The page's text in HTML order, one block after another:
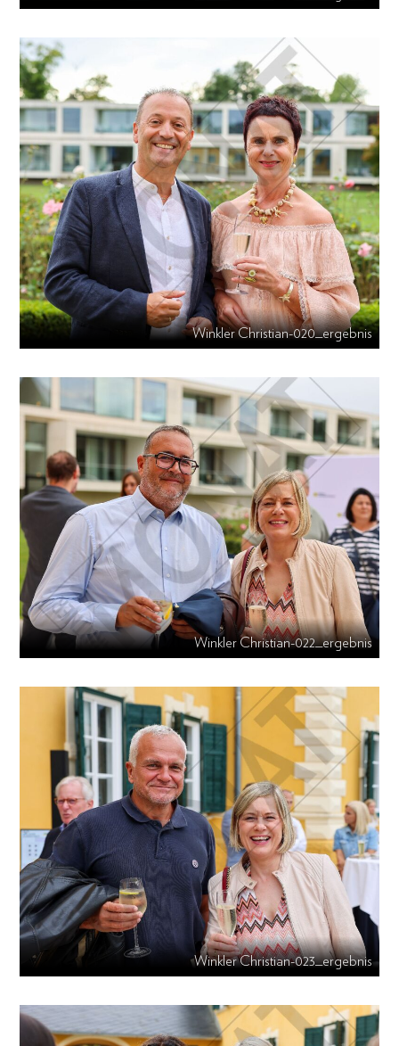
Winkler Christian-020_ergebnis
Winkler Christian-022_ergebnis
Winkler Christian-023_ergebnis